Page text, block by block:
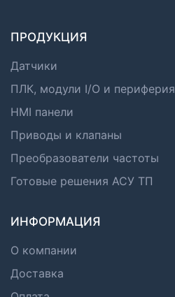
ПРОДУКЦИЯ
Датчики
ПЛК, модули I/O и периферия
HMI панели
Приводы и клапаны
Преобразователи частоты
Готовые решения АСУ ТП
ИНФОРМАЦИЯ
О компании
Доставка